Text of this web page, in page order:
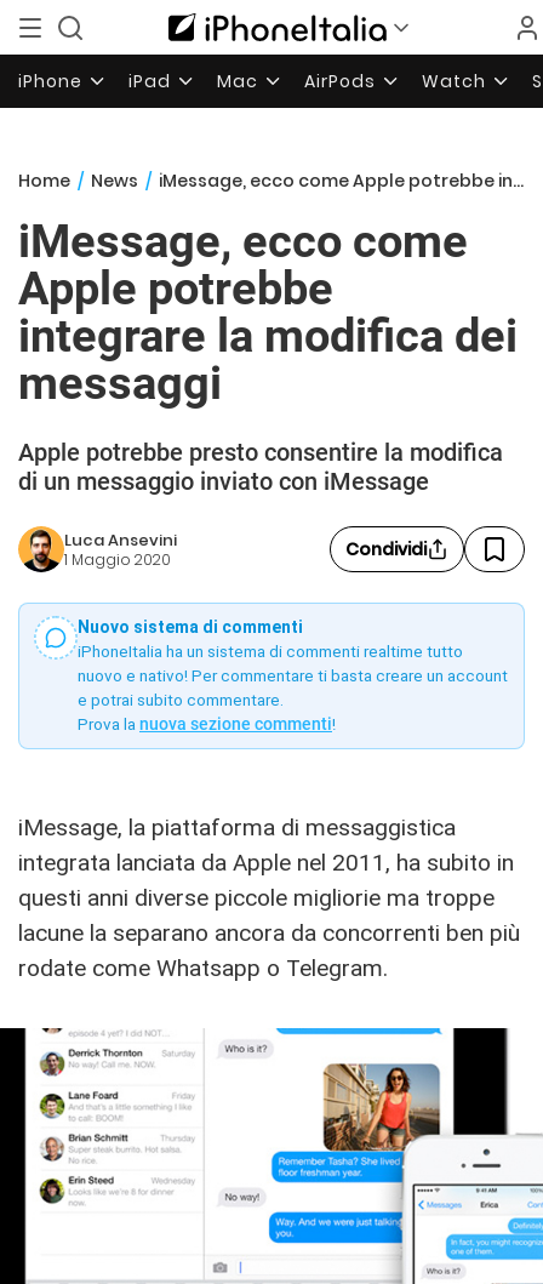
iPhone iPad Mac AirPods Watch
Home / News / iMessage, ecco come Apple potrebbe integrare la modifica dei messaggi
iMessage, ecco come
Apple potrebbe
integrare la modifica dei
messaggi
Apple potrebbe presto consentire la modifica
di un messaggio inviato con iMessage
Luca Ansevini
1 Maggio 2020 Condividi
Nuovo sistema di commenti
iPhoneItalia ha un sistema di commenti realtime tutto
nuovo e nativo! Per commentare ti basta creare un account
e potrai subito commentare.
Prova la nuova sezione commenti!
iMessage, la piattaforma di messaggistica
integrata lanciata da Apple nel 2011, ha subito in
questi anni diverse piccole migliorie ma troppe
lacune la separano ancora da concorrenti ben più
rodate come Whatsapp o Telegram.